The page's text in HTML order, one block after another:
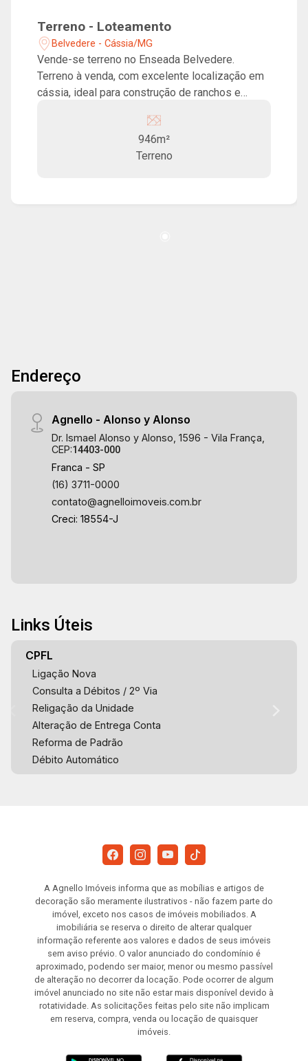
Terreno - Loteamento
Belvedere - Cássia/MG
Vende-se terreno no Enseada Belvedere.
Terreno à venda, com excelente localização em
cássia, ideal para construção de ranchos e
de acesso à represa, pista de caminhada e
extensão de orla. Oportunidade !!
946m²
Terreno
Endereço
Agnello - Alonso y Alonso
Dr. Ismael Alonso y Alonso, 1596 - Vila França,
CEP:14403-000
Franca - SP
(16) 3711-0000
contato@agnelloimoveis.com.br
Creci: 18554-J
Links Úteis
CPFL
Ligação Nova
Consulta a Débitos / 2º Via
Religação da Unidade
Alteração de Entrega Conta
Reforma de Padrão
Débito Automático
A Agnello Imóveis informa que as mobílias e artigos de
decoração são meramente ilustrativos - não fazem parte do
imóvel, exceto nos casos de imóveis mobiliados. A
imobiliária se reserva o direito de alterar qualquer
informação referente aos valores e dados de seus imóveis
sem aviso prévio. O valor anunciado do condomínio é
aproximado, podendo ser maior, menor ou mesmo passível
de alteração no decorrer da locação. Pode ocorrer de algum
imóvel anunciado no site não estar mais disponível devido à
rotatividade. As solicitações feitas pelo site não implicam
em reserva, compra, venda ou locação de quaisquer
imóveis.